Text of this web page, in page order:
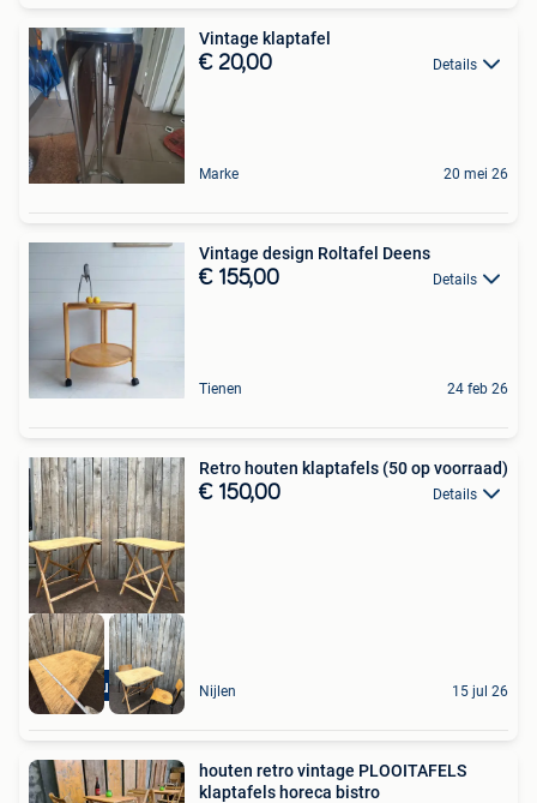
Vintage klaptafel
€ 20,00 Details
Marke 20 mei 26
Vintage design Roltafel Deens
€ 155,00 Details
Tienen 24 feb 26
Good Stuff Factory
Retro houten klaptafels (50 op voorraad)
€ 150,00 Details
Nijlen 15 jul 26
houten retro vintage PLOOITAFELS
klaptafels horeca bistro